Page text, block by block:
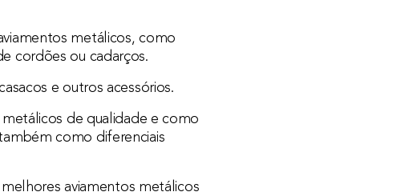
metálicos, como
cordões ou cadarços.
e outros acessórios.
metálicos de qualidade e como
como diferenciais
aviamentos metálicos